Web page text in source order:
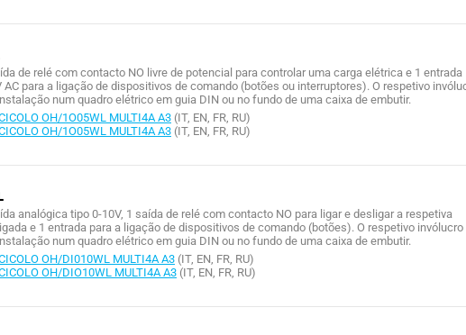
de relé com contacto NO livre de potencial para controlar uma carga elétrica e 1 entrada
AC para a ligação de dispositivos de comando (botões ou interruptores). O respetivo
num quadro elétrico em guia DIN ou no fundo de uma caixa de embutir.
OH/1O05WL MULTI4A A3 (IT, EN, FR, RU)
OH/1O05WL MULTI4A A3 (IT, EN, FR, RU)
analógica tipo 0-10V, 1 saída de relé com contacto NO para ligar e desligar a respetiva
e 1 entrada para a ligação de dispositivos de comando (botões). O respetivo invólucro
num quadro elétrico em guia DIN ou no fundo de uma caixa de embutir.
OH/DI010WL MULTI4A A3 (IT, EN, FR, RU)
OH/DIO10WL MULTI4A A3 (IT, EN, FR, RU)